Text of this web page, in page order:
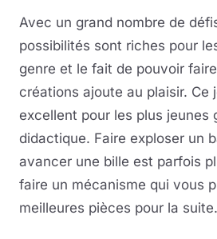
Avec un grand nombre de
possibilités sont riches pour
genre et le fait de pouvoir
créations ajoute au plaisir. Ce
excellent pour les plus jeunes
didactique. Faire exploser un
avancer une bille est parfois
faire un mécanisme qui vous
meilleures pièces pour la suite.